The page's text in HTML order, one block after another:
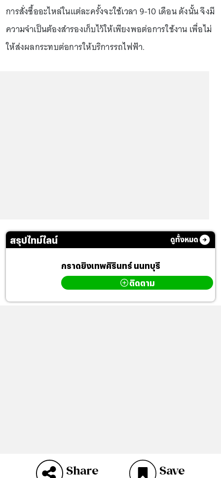
การสั่งซื้ออะไหล่ในแต่ละครั้งจะใช้เวลา 9-10 เดือน ดังนั้น จึงมี
ความจำเป็นต้องสำรองเก็บไว้ให้เพียงพอต่อการใช้งาน เพื่อไม่
ให้ส่งผลกระทบต่อการให้บริการรถไฟฟ้า.
สรุปไทม์ไลน์ ดูทั้งหมด
กราดยิงเทพศิรินทร์ นนทบุรี
ติดตาม
Share Save